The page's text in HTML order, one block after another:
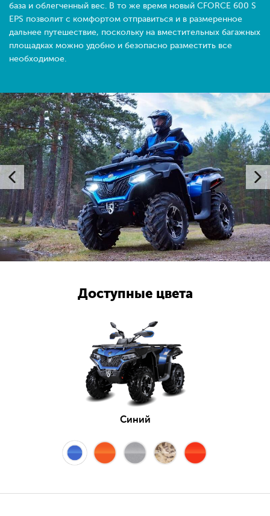
база и облегченный вес. В то же время новый CFORCE 600 S
EPS позволит с комфортом отправиться и в размеренное
дальнее путешествие, поскольку на вместительных багажных
площадках можно удобно и безопасно разместить все
необходимое.
Доступные цвета
Синий